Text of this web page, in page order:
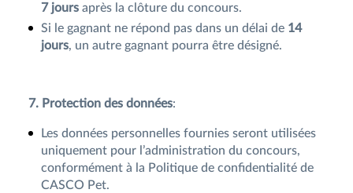
7 joursaprès la clôture du concours.
Si le gagnant ne répond pas dans un délai de 14
jours, un autre gagnant pourra être désigné.
7. Protection des données:
Les données personnelles fournies seront utilisées
uniquement pour l’administration du concours,
conformément à la Politique de confidentialité de
CASCO Pet.